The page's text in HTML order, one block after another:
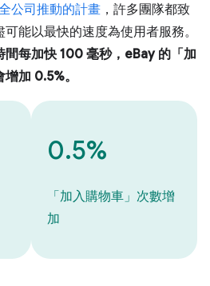
公司推動的計畫 ，許多團隊都致
能以最快的速度為使用者服務。
間每加快 100 毫秒，eBay 的「加
加 0.5%。
0.5%
「加入購物車」次數增
加